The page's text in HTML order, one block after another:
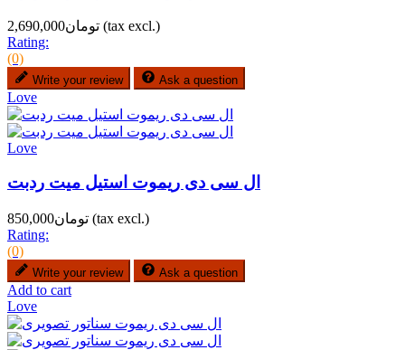
تومان2,690,000 (tax excl.)
Rating:
(0)
Write your review Ask a question
Love
Love
ال سی دی ریموت استیل میت ردبت
تومان850,000 (tax excl.)
Rating:
(0)
Write your review Ask a question
Add to cart
Love